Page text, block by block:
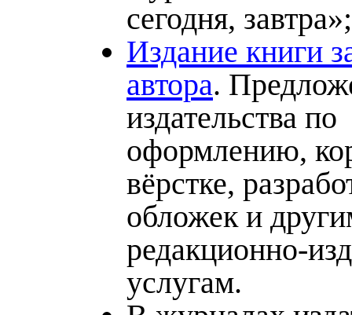
сегодня, завтра»;
Издание книги
автора.
издательства по
оформлению,
вёрстке,
обложек и
редакционно-
услугам.